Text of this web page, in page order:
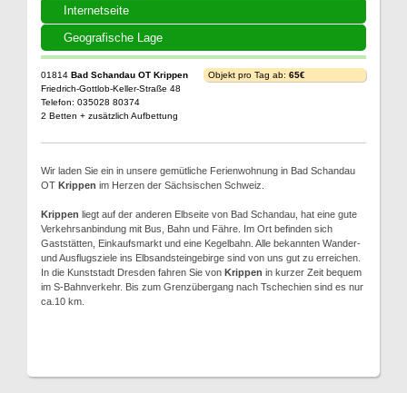
Internetseite
Geografische Lage
01814 Bad Schandau OT Krippen
Friedrich-Gottlob-Keller-Straße 48
Telefon: 035028 80374
2 Betten + zusätzlich Aufbettung
Objekt pro Tag ab: 65€
Wir laden Sie ein in unsere gemütliche Ferienwohnung in Bad Schandau
OT Krippen im Herzen der Sächsischen Schweiz.
Krippen liegt auf der anderen Elbseite von Bad Schandau, hat eine gute
Verkehrsanbindung mit Bus, Bahn und Fähre. Im Ort befinden sich
Gaststätten, Einkaufsmarkt und eine Kegelbahn. Alle bekannten Wander-
und Ausflugsziele ins Elbsandsteingebirge sind von uns gut zu erreichen.
In die Kunststadt Dresden fahren Sie von Krippen in kurzer Zeit bequem
im S-Bahnverkehr. Bis zum Grenzübergang nach Tschechien sind es nur
ca.10 km.